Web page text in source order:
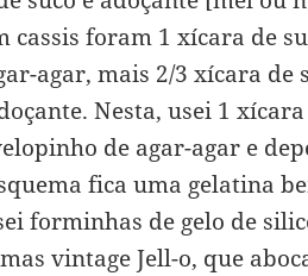
cassis foram 1 xícara de
agar, mais 2/3 xícara de
Nesta, usei 1
de agar-agar e
fica uma gelatina
forminhas de gelo de
vintage Jell-o, que